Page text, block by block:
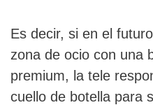
Es decir, si en el
zona de ocio con una
premium, la tele
cuello de botella para